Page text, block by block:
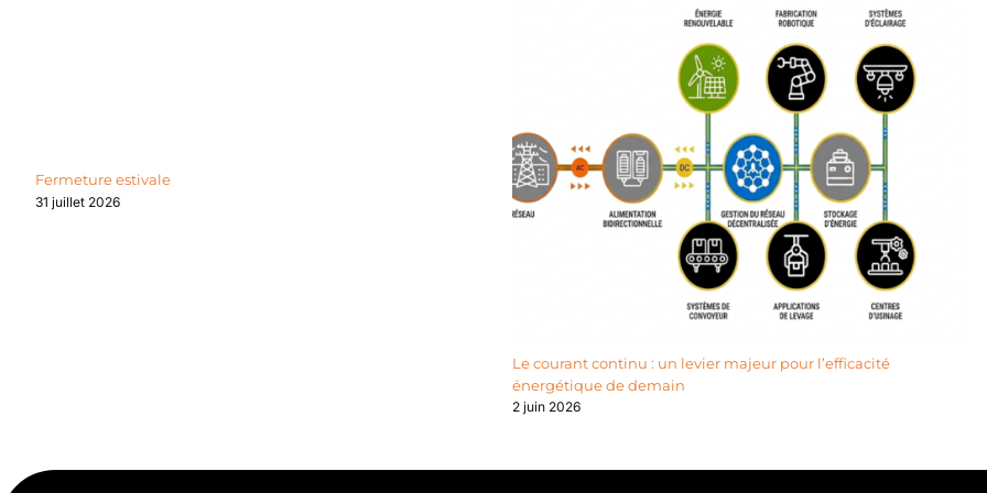
Fermeture estivale
31 juillet 2026
Le courant continu : un levier majeur pour l’efficacité
énergétique de demain
2 juin 2026